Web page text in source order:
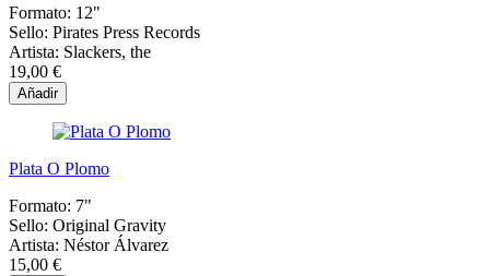
Formato: 12"
Sello: Pirates Press Records
Artista: Slackers, the
19,00 €
Añadir
Plata O Plomo
Formato: 7"
Sello: Original Gravity
Artista: Néstor Álvarez
15,00 €